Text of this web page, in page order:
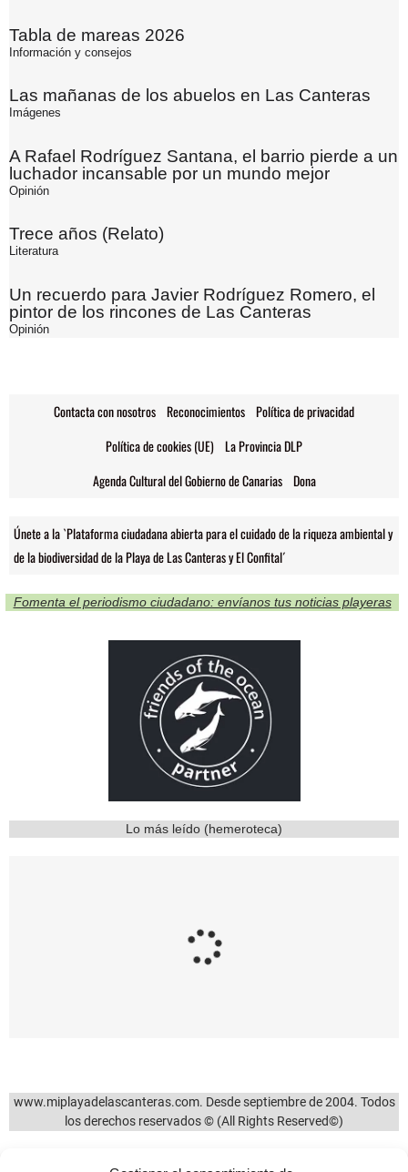
Tabla de mareas 2026
Información y consejos
Las mañanas de los abuelos en Las Canteras
Imágenes
A Rafael Rodríguez Santana, el barrio pierde a un
luchador incansable por un mundo mejor
Opinión
Trece años (Relato)
Literatura
Un recuerdo para Javier Rodríguez Romero, el
pintor de los rincones de Las Canteras
Opinión
Contacta con nosotros Reconocimientos Política de privacidad
Política de cookies (UE) La Provincia DLP
Agenda Cultural del Gobierno de Canarias Dona
Únete a la `Plataforma ciudadana abierta para el cuidado de la riqueza ambiental y
de la biodiversidad de la Playa de Las Canteras y El Confital´
Fomenta el periodismo ciudadano: envíanos tus noticias playeras
Lo más leído (hemeroteca)
todavía caminan por
por el COVID-19?
15/05/2024
muestra la evolución